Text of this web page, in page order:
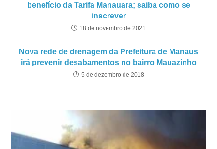
benefício da Tarifa Manauara; saiba como se
inscrever
18 de novembro de 2021
Nova rede de drenagem da Prefeitura de Manaus
irá prevenir desabamentos no bairro Mauazinho
5 de dezembro de 2018